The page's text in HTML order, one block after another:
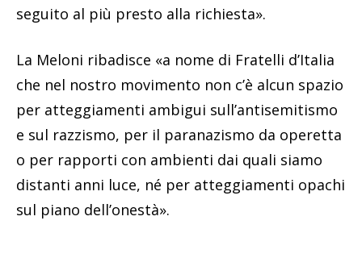
seguito al più presto alla richiesta».
La Meloni ribadisce «a nome di Fratelli d’Italia
che nel nostro movimento non c’è alcun spazio
per atteggiamenti ambigui sull’antisemitismo
e sul razzismo, per il paranazismo da operetta
o per rapporti con ambienti dai quali siamo
distanti anni luce, né per atteggiamenti opachi
sul piano dell’onestà».